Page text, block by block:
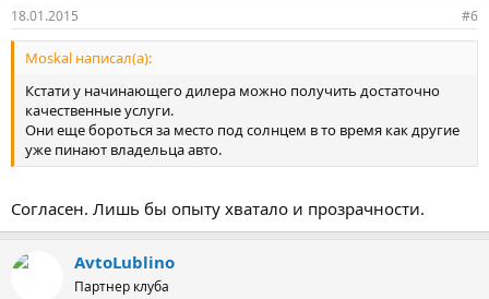
18.01.2015 #6
Moskal написал(а):
Кстати у начинающего дилера можно получить достаточно
качественные услуги.
Они еще бороться за место под солнцем в то время как другие
уже пинают владельца авто.
Согласен. Лишь бы опыту хватало и прозрачности.
AvtoLublino
Партнер клуба